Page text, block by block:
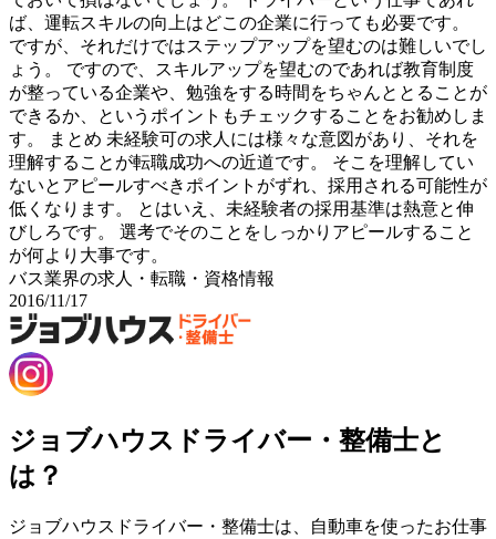
ば、運転スキルの向上はどこの企業に行っても必要です。
ですが、それだけではステップアップを望むのは難しいでし
ょう。 ですので、スキルアップを望むのであれば教育制度
が整っている企業や、勉強をする時間をちゃんととることが
できるか、というポイントもチェックすることをお勧めしま
す。 まとめ 未経験可の求人には様々な意図があり、それを
理解することが転職成功への近道です。 そこを理解してい
ないとアピールすべきポイントがずれ、採用される可能性が
低くなります。 とはいえ、未経験者の採用基準は熱意と伸
びしろです。 選考でそのことをしっかりアピールすること
が何より大事です。
バス業界の求人・転職・資格情報
2016/11/17
ジョブハウスドライバー・整備士と
は？
ジョブハウスドライバー・整備士は、自動車を使ったお仕事